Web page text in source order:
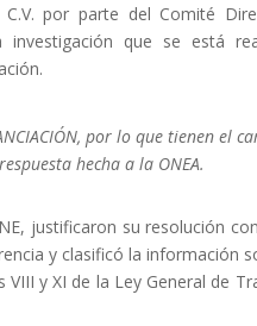
por parte del Comité
que se está
por lo que tienen el
hecha a la ONEA.
justificaron su resolución
y clasificó la información
y XI de la Ley General de